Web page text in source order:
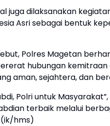
juga dilaksanakan
Asri sebagai bentuk
Polres Magetan
hubungan
aman, sejahtera, dan
Polri untuk
terbaik melalui
hms)